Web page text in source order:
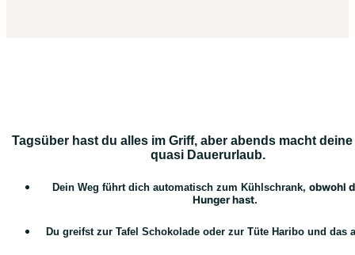
Tagsüber hast du alles im Griff, aber abends macht
quasi Dauerurlaub.
Dein Weg führt dich automatisch zum Kühlschrank, obwohl
Hunger hast.
Du greifst zur Tafel Schokolade oder zur Tüte Haribo und das